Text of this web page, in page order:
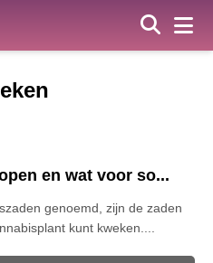
en wat voor so...
genoemd, zijn de zaden
kunt kweken....